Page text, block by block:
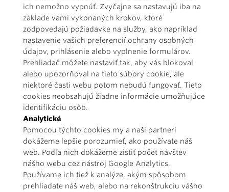
ich nemožno vypnúť. Zvyčajne sa nastavujú iba na
základe vami vykonaných krokov, ktoré
zodpovedajú požiadavke na služby, ako napríklad
nastavenie vašich preferencií ochrany osobných
údajov, prihlásenie alebo vyplnenie formulárov.
Prehliadač môžete nastaviť tak, aby vás blokoval
alebo upozorňoval na tieto súbory cookie, ale
niektoré časti webu potom nebudú fungovať. Tieto
cookies neobsahujú žiadne informácie umožňujúce
identifikáciu osôb.
Analytické
Pomocou týchto cookies my a naši partneri
dokážeme lepšie porozumieť, ako používate náš
web. Podľa nich dokážeme zistiť počet návštev
nášho webu cez nástroj Google Analytics.
Používame ich tiež k analýze, akým spôsobom
prehliadate náš web, alebo na rekonštrukciu vášho